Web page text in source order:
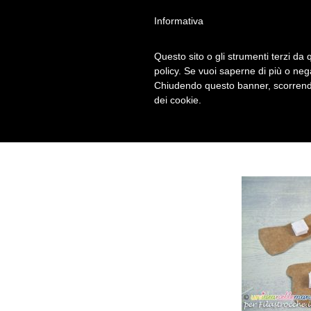
3 PACCHETTO
Informativa
Questo sito o gli strumenti terzi da
policy. Se vuoi saperne di più o
Chiudendo questo banner,
dei cookie.